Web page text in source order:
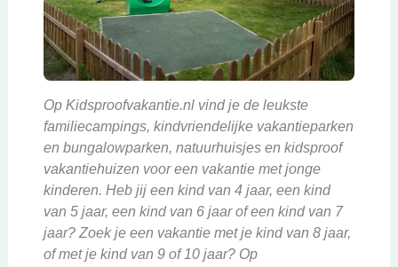
Op Kidsproofvakantie.nl vind je de leukste
familiecampings, kindvriendelijke vakantieparken
en bungalowparken, natuurhuisjes en kidsproof
vakantiehuizen voor een vakantie met jonge
kinderen. Heb jij een kind van 4 jaar, een kind
van 5 jaar, een kind van 6 jaar of een kind van 7
jaar? Zoek je een vakantie met je kind van 8 jaar,
of met je kind van 9 of 10 jaar? Op